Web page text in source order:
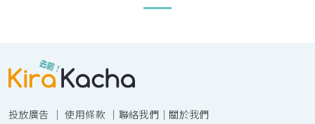
投放廣告 ｜使用條款 ｜ 聯絡我們 ｜ 關於我們